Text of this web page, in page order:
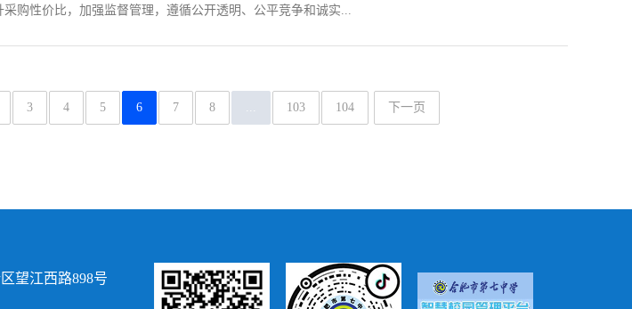
购性价比，加强监督管理，遵循公开透明、公平竞争和诚实...
3 4 5 6 7 8 ... 103 104 下一页
望江西路898号